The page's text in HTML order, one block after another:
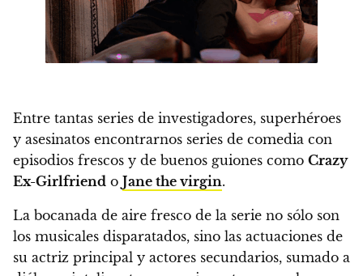
Entre tantas series de investigadores, superhéroes
y asesinatos encontrarnos series de comedia con
episodios frescos y de buenos guiones como Crazy
Ex-Girlfriend o Jane the virgin.
La bocanada de aire fresco de la serie no sólo son
los musicales disparatados, sino las actuaciones de
su actriz principal y actores secundarios, sumado a